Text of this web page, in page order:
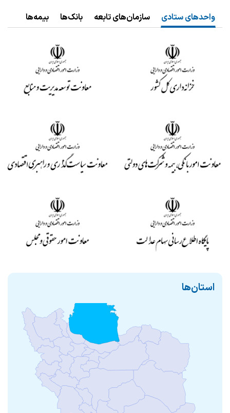
واحدهای ستادی سازمان‌های تابعه بانک‌ها بیمه‌ها
استان‌ها